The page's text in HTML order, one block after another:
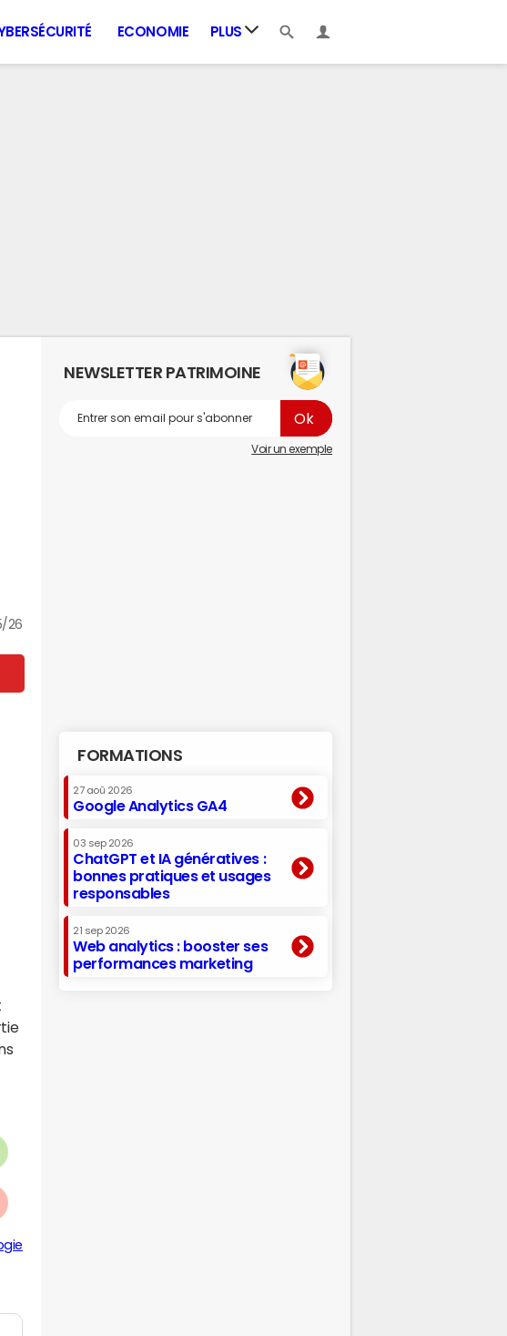
ECONOMIE PLUS
26
NEWSLETTER PATRIMOINE
Voir un exemple
FORMATIONS
27 aoû 2026
Google Analytics GA4
03 sep 2026
ChatGPT et IA génératives :
bonnes pratiques et usages
responsables
21 sep 2026
Web analytics : booster ses
performances marketing